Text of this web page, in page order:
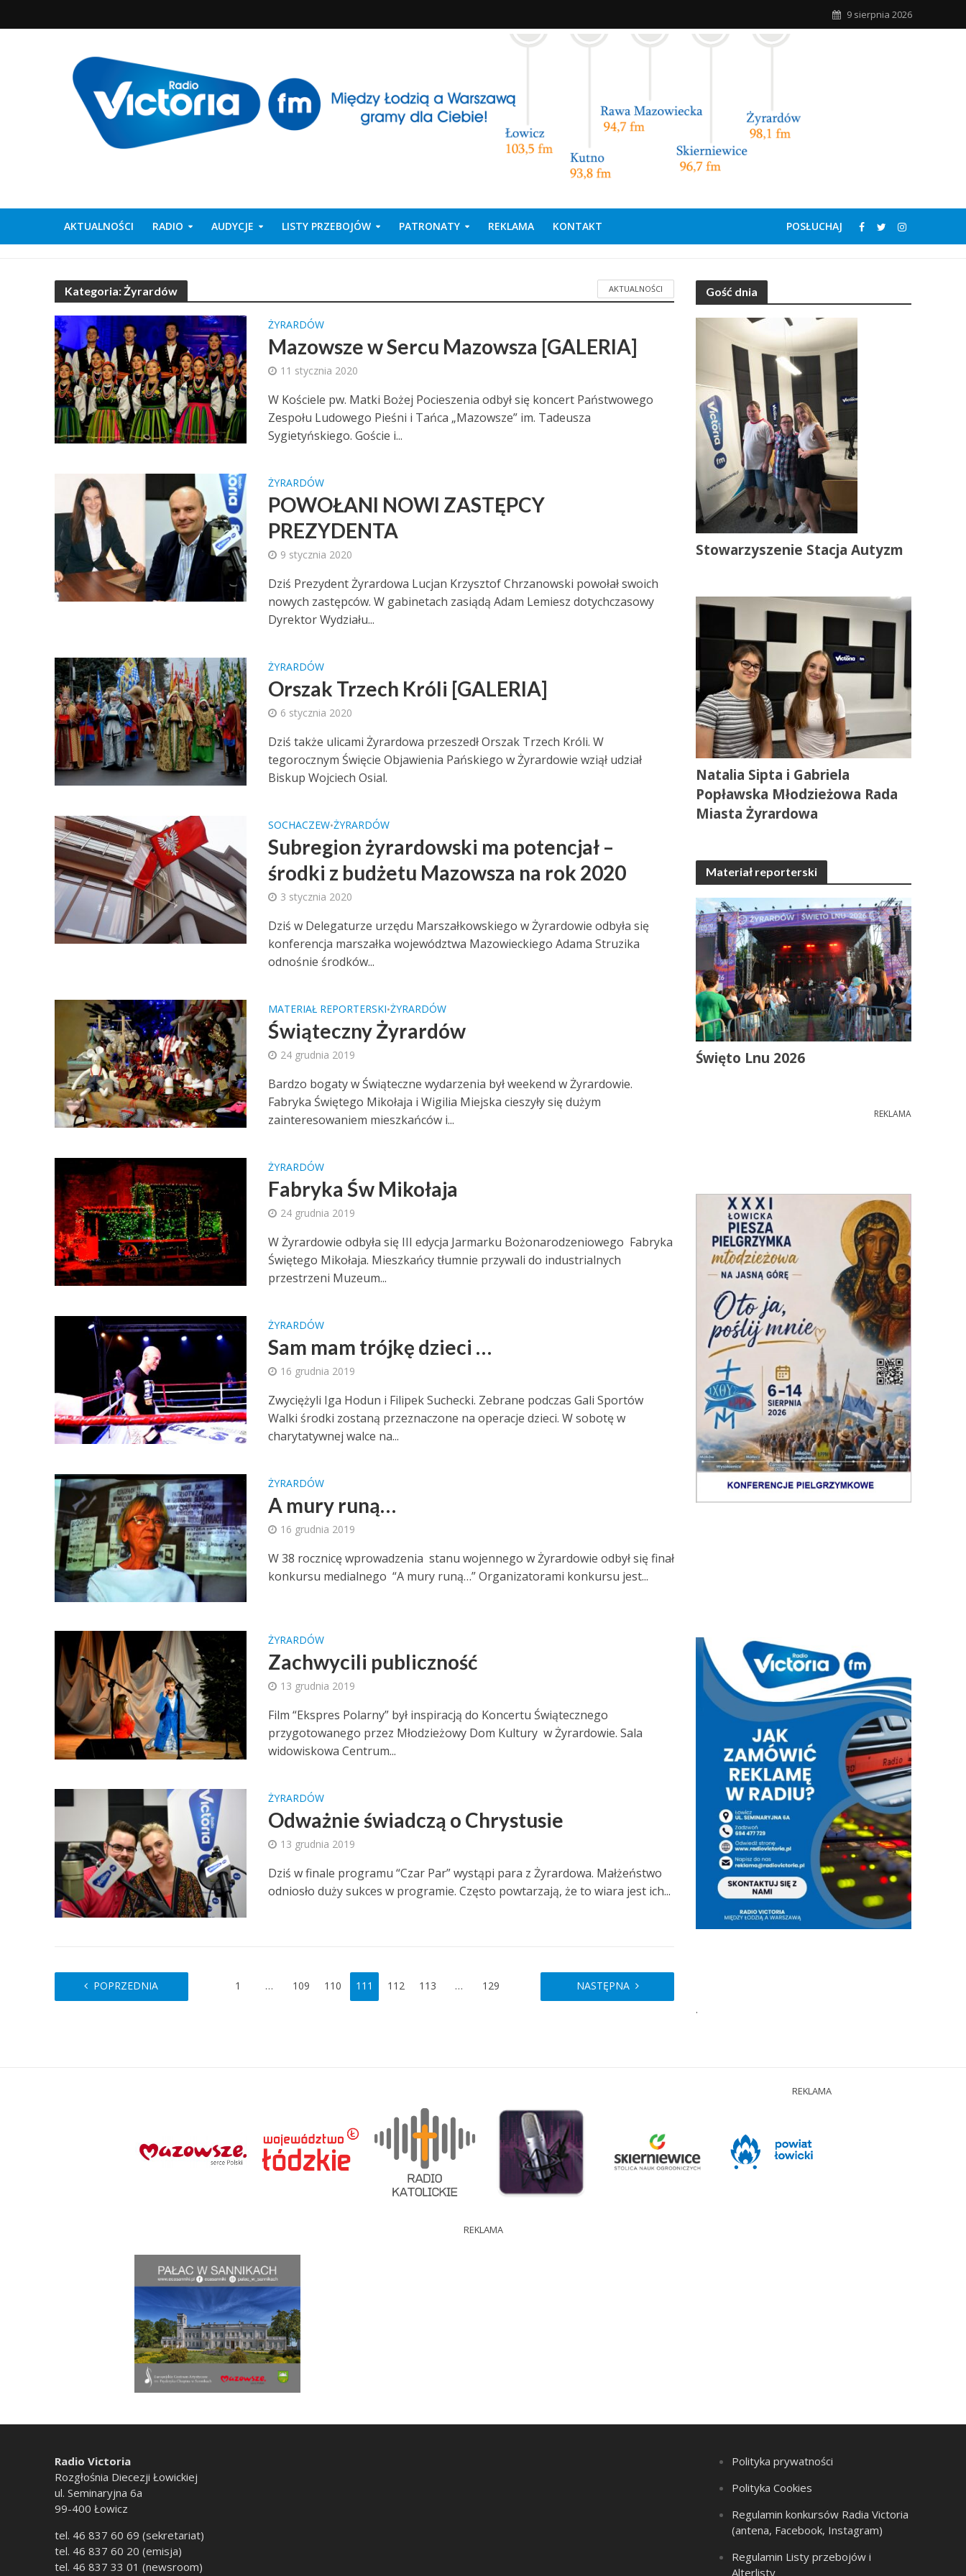
9 sierpnia 2026
AKTUALNOŚCI RADIO AUDYCJE LISTY PRZEBOJÓW PATRONATY REKLAMA KONTAKT POSŁUCHAJ
Kategoria: Żyrardów AKTUALNOŚCI
ŻYRARDÓW
Mazowsze w Sercu Mazowsza [GALERIA]
11 stycznia 2020
W Kościele pw. Matki Bożej Pocieszenia odbył się koncert Państwowego
Zespołu Ludowego Pieśni i Tańca „Mazowsze” im. Tadeusza
Sygietyńskiego. Goście i...
ŻYRARDÓW
POWOŁANI NOWI ZASTĘPCY
PREZYDENTA
9 stycznia 2020
Dziś Prezydent Żyrardowa Lucjan Krzysztof Chrzanowski powołał swoich
nowych zastępców. W gabinetach zasiądą Adam Lemiesz dotychczasowy
Dyrektor Wydziału...
ŻYRARDÓW
Orszak Trzech Króli [GALERIA]
6 stycznia 2020
Dziś także ulicami Żyrardowa przeszedł Orszak Trzech Króli. W
tegorocznym Święcie Objawienia Pańskiego w Żyrardowie wziął udział
Biskup Wojciech Osial.
SOCHACZEW•ŻYRARDÓW
Subregion żyrardowski ma potencjał –
środki z budżetu Mazowsza na rok 2020
3 stycznia 2020
Dziś w Delegaturze urzędu Marszałkowskiego w Żyrardowie odbyła się
konferencja marszałka województwa Mazowieckiego Adama Struzika
odnośnie środków...
MATERIAŁ REPORTERSKI•ŻYRARDÓW
Świąteczny Żyrardów
24 grudnia 2019
Bardzo bogaty w Świąteczne wydarzenia był weekend w Żyrardowie.
Fabryka Świętego Mikołaja i Wigilia Miejska cieszyły się dużym
zainteresowaniem mieszkańców i...
ŻYRARDÓW
Fabryka Św Mikołaja
24 grudnia 2019
W Żyrardowie odbyła się III edycja Jarmarku Bożonarodzeniowego Fabryka
Świętego Mikołaja. Mieszkańcy tłumnie przywali do industrialnych
przestrzeni Muzeum...
ŻYRARDÓW
Sam mam trójkę dzieci …
16 grudnia 2019
Zwyciężyli Iga Hodun i Filipek Suchecki. Zebrane podczas Gali Sportów
Walki środki zostaną przeznaczone na operacje dzieci. W sobotę w
charytatywnej walce na...
ŻYRARDÓW
A mury runą…
16 grudnia 2019
W 38 rocznicę wprowadzenia stanu wojennego w Żyrardowie odbył się finał
konkursu medialnego “A mury runą…” Organizatorami konkursu jest...
ŻYRARDÓW
Zachwycili publiczność
13 grudnia 2019
Film “Ekspres Polarny” był inspiracją do Koncertu Świątecznego
przygotowanego przez Młodzieżowy Dom Kultury w Żyrardowie. Sala
widowiskowa Centrum...
ŻYRARDÓW
Odważnie świadczą o Chrystusie
13 grudnia 2019
Dziś w finale programu “Czar Par” wystąpi para z Żyrardowa. Małżeństwo
odniosło duży sukces w programie. Często powtarzają, że to wiara jest ich...
POPRZEDNIA 1 … 109 110 111 112 113 … 129 NASTĘPNA
Gość dnia
Stowarzyszenie Stacja Autyzm
Natalia Sipta i Gabriela
Popławska Młodzieżowa Rada
Miasta Żyrardowa
Materiał reporterski
Święto Lnu 2026
REKLAMA
.
REKLAMA
REKLAMA
Radio Victoria
Rozgłośnia Diecezji Łowickiej
ul. Seminaryjna 6a
99-400 Łowicz
tel. 46 837 60 69 (sekretariat)
tel. 46 837 60 20 (emisja)
tel. 46 837 33 01 (newsroom)
Polityka prywatności
Polityka Cookies
Regulamin konkursów Radia Victoria
(antena, Facebook, Instagram)
Regulamin Listy przebojów i
Alterlisty